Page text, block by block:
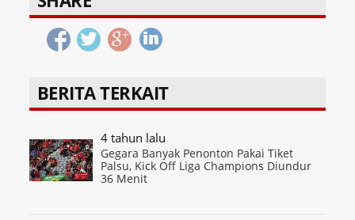
BERITA TERKAIT
4 tahun lalu
Gegara Banyak Penonton Pakai Tiket
Palsu, Kick Off Liga Champions Diundur
36 Menit